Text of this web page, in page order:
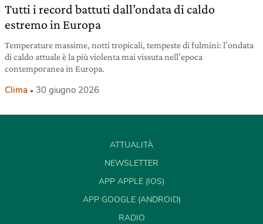
Tutti i record battuti dall’ondata di caldo
estremo in Europa
Temperature massime, notti tropicali, tempeste di fulmini: l’ondata
di caldo attuale è la più violenta mai vissuta nell’epoca
contemporanea in Europa.
Clima 30 giugno 2026
ATTUALITÀ
NEWSLETTER
APP APPLE (IOS)
APP GOOGLE (ANDROID)
RADIO